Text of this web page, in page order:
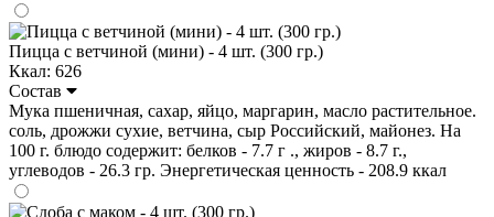
Пицца с ветчиной (мини) - 4 шт. (300 гр.)
Ккал: 626
Состав
Мука пшеничная, сахар, яйцо, маргарин, масло растительное.
соль, дрожжи сухие, ветчина, сыр Российский, майонез. На
100 г. блюдо содержит: белков - 7.7 г ., жиров - 8.7 г.,
углеводов - 26.3 гр. Энергетическая ценность - 208.9 ккал